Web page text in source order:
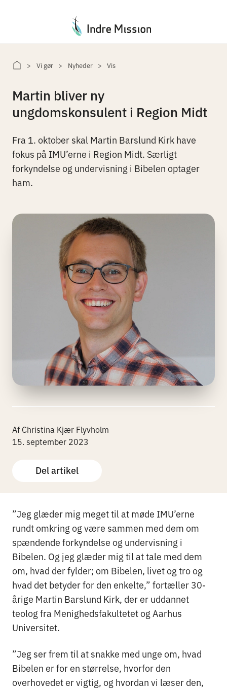
Vi gør Nyheder Vis
Martin bliver ny
ungdomskonsulent i Region Midt
Fra 1. oktober skal Martin Barslund Kirk have
fokus på IMU’erne i Region Midt. Særligt
forkyndelse og undervisning i Bibelen optager
ham.
Af Christina Kjær Flyvholm
15. september 2023
Del artikel
”Jeg glæder mig meget til at møde IMU’erne
rundt omkring og være sammen med dem om
spændende forkyndelse og undervisning i
Bibelen. Og jeg glæder mig til at tale med dem
om, hvad der fylder; om Bibelen, livet og tro og
hvad det betyder for den enkelte,” fortæller 30-
årige Martin Barslund Kirk, der er uddannet
teolog fra Menighedsfakultetet og Aarhus
Universitet.
”Jeg ser frem til at snakke med unge om, hvad
Bibelen er for en størrelse, hvorfor den
overhovedet er vigtig, og hvordan vi læser den,